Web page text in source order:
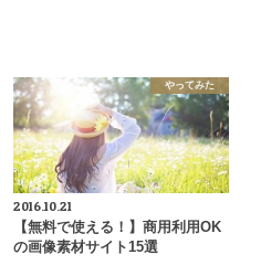
やってみた
2016.10.21
【無料で使える！】商用利用OK
の画像素材サイト15選